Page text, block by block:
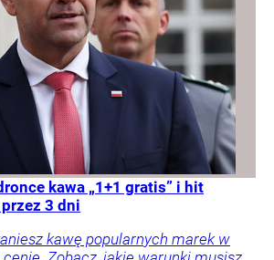
kawa „1+1 gratis” i hit
3 dni
kawę popularnych marek w